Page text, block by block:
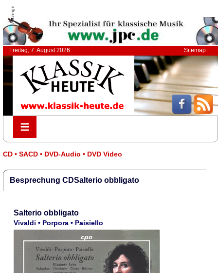
Anzeige
Freitag, 7. August 2026 Sitemap
≡
≡
CD • SACD • DVD-Audio • DVD Video
Besprechung CDSalterio obbligato
Salterio obbligato
Vivaldi • Porpora • Paisiello